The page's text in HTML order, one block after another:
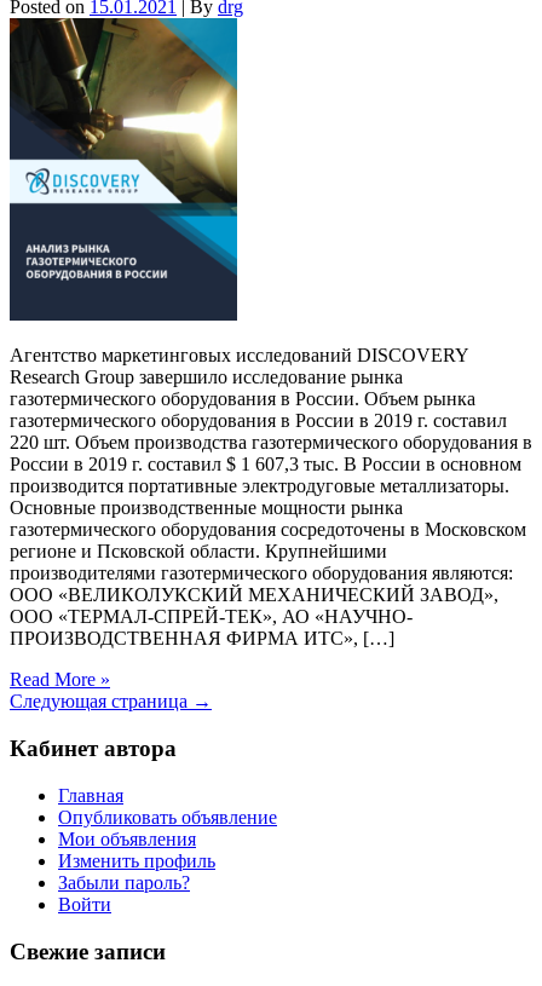
Posted on 15.01.2021 | By drg
Агентство маркетинговых исследований DISCOVERY
Research Group завершило исследование рынка
газотермического оборудования в России. Объем рынка
газотермического оборудования в России в 2019 г. составил
220 шт. Объем производства газотермического оборудования в
России в 2019 г. составил $ 1 607,3 тыс. В России в основном
производится портативные электродуговые металлизаторы.
Основные производственные мощности рынка
газотермического оборудования сосредоточены в Московском
регионе и Псковской области. Крупнейшими
производителями газотермического оборудования являются:
ООО «ВЕЛИКОЛУКСКИЙ МЕХАНИЧЕСКИЙ ЗАВОД»,
ООО «ТЕРМАЛ-СПРЕЙ-ТЕК», АО «НАУЧНО-
ПРОИЗВОДСТВЕННАЯ ФИРМА ИТС», […]
Read More »
Следующая страница →
Кабинет автора
Главная
Опубликовать объявление
Мои объявления
Изменить профиль
Забыли пароль?
Войти
Свежие записи